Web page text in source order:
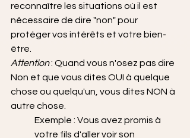
reconnaître les situations où il est
nécessaire de dire "non" pour
protéger vos intérêts et votre bien-
être.
Attention : Quand vous n'osez pas dire
Non et que vous dites OUI à quelque
chose ou quelqu'un, vous dites NON à
autre chose.
Exemple : Vous avez promis à
votre fils d'aller voir son